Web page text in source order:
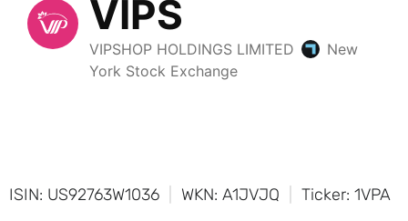
ISIN: US92763W1036 WKN: A1JVJQ Ticker: 1VPA